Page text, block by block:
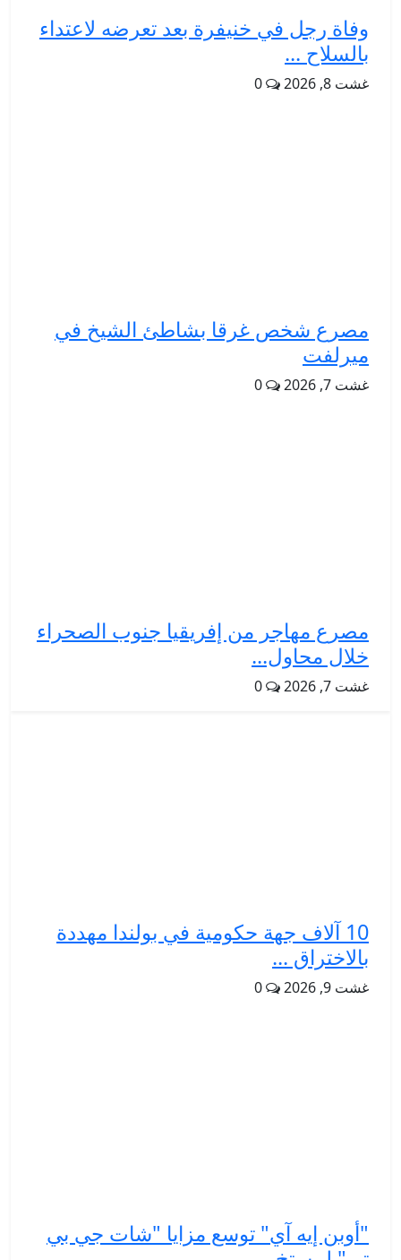
وفاة رجل في خنيفرة بعد تعرضه لاعتداء
بالسلاح ...
غشت 8, 2026 0
مصرع شخص غرقا بشاطئ الشيخ في
ميرلفت
غشت 7, 2026 0
مصرع مهاجر من إفريقيا جنوب الصحراء
خلال محاول...
غشت 7, 2026 0
10 آلاف جهة حكومية في بولندا مهددة
بالاختراق ...
غشت 9, 2026 0
"أوبن إيه آي" توسع مزايا "شات جي بي